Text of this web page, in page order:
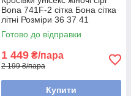
Bona 741F-2 сітка Бона сітка
літні Розміри 36 37 41
Готово до відправки
1 449 ₴/пара
2 199 ₴/пара
Купити